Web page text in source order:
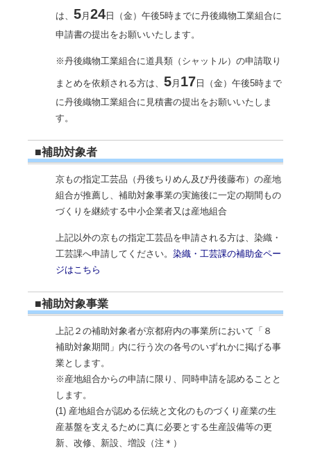
は、 5月 24 日（金）午後5時までに丹後織物工業組合に
申請書の提出をお願いいたします。
※丹後織物工業組合に道具類（シャットル）の申請取り
まとめを依頼される方は、 5月 17 日（金）午後5時まで
に丹後織物工業組合に見積書の提出をお願いいたしま
す。
■補助対象者
京もの指定工芸品（丹後ちりめん及び丹後藤布）の産地
組合が推薦し、補助対象事業の実施後に一定の期間もの
づくりを継続する中小企業者又は産地組合
上記以外の京もの指定工芸品を申請される方は、染織・
工芸課へ申請してください。 染織・工芸課の補助金ペー
ジはこちら
■補助対象事業
上記２の補助対象者が京都府内の事業所において「８
補助対象期間」内に行う次の各号のいずれかに掲げる事
業とします。
※産地組合からの申請に限り、同時申請を認めることと
します。
(1) 産地組合が認める伝統と文化のものづくり産業の生
産基盤を支えるために真に必要とする生産設備等の更
新、改修、新設、増設（注＊）